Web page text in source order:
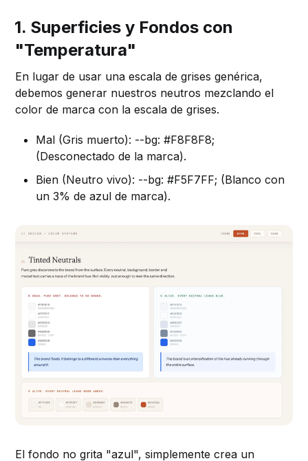
1. Superficies y Fondos con
"Temperatura"
En lugar de usar una escala de grises genérica,
debemos generar nuestros neutros mezclando el
color de marca con la escala de grises.
Mal (Gris muerto): --bg: #F8F8F8;
(Desconectado de la marca).
Bien (Neutro vivo): --bg: #F5F7FF; (Blanco con
un 3% de azul de marca).
El fondo no grita "azul", simplemente crea un